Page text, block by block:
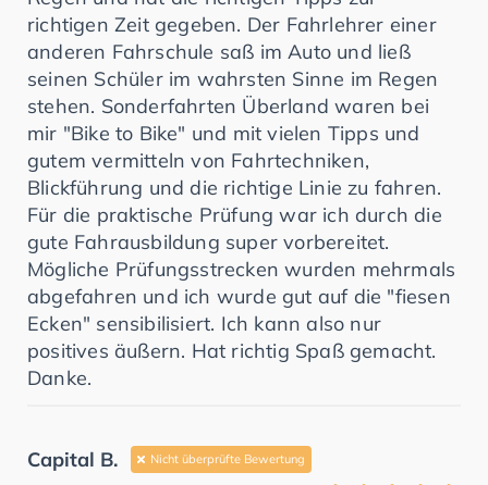
richtigen Zeit gegeben. Der Fahrlehrer einer
anderen Fahrschule saß im Auto und ließ
seinen Schüler im wahrsten Sinne im Regen
stehen. Sonderfahrten Überland waren bei
mir "Bike to Bike" und mit vielen Tipps und
gutem vermitteln von Fahrtechniken,
Blickführung und die richtige Linie zu fahren.
Für die praktische Prüfung war ich durch die
gute Fahrausbildung super vorbereitet.
Mögliche Prüfungsstrecken wurden mehrmals
abgefahren und ich wurde gut auf die "fiesen
Ecken" sensibilisiert. Ich kann also nur
positives äußern. Hat richtig Spaß gemacht.
Danke.
Capital B. Nicht überprüfte Bewertung